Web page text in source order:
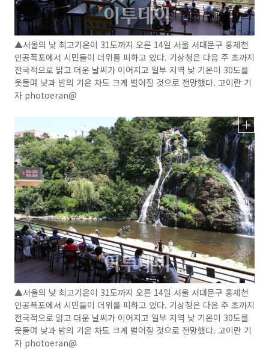
▲서울의 낮 최고기온이 31도까지 오른 14일 서울 서대문구 홍제천
인공폭포에서 시민들이 더위를 피하고 있다. 기상청은 다음 주 초까지
전국적으로 맑고 더운 날씨가 이어지고 일부 지역 낮 기온이 30도를
웃돌며 낮과 밤의 기온 차도 크게 벌어질 것으로 전망했다. 고이란 기
자 photoeran@
▲서울의 낮 최고기온이 31도까지 오른 14일 서울 서대문구 홍제천
인공폭포에서 시민들이 더위를 피하고 있다. 기상청은 다음 주 초까지
전국적으로 맑고 더운 날씨가 이어지고 일부 지역 낮 기온이 30도를
웃돌며 낮과 밤의 기온 차도 크게 벌어질 것으로 전망했다. 고이란 기
자 photoeran@